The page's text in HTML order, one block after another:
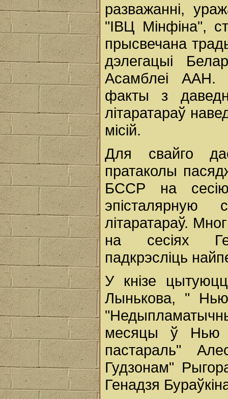
разважанні,
"IВЦ Мінфіна",
прысвечана
дэлегацыі
Асамблеі ААН.
факты з
літаратараў
місій.
Для свайго
пратаколы
БССР на
эпісталярную
літаратараў.
на сесіях
падкрэсліць
У кнізе
Лынькова, "
месяцы ў Нью
пастараль"
Гудзонам"
Генадзя